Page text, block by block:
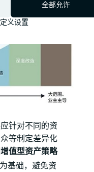
针对不同的资
等制定差异化
值型资产策略
基础，避免资
全部允许
义设置